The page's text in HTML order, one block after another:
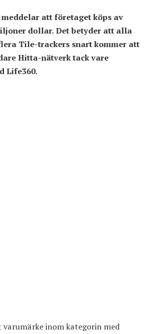
att företaget köps av
dollar. Det betyder att alla
Tile-trackers snart kommer att
Hitta-nätverk tack vare
Life360.
inom kategorin med